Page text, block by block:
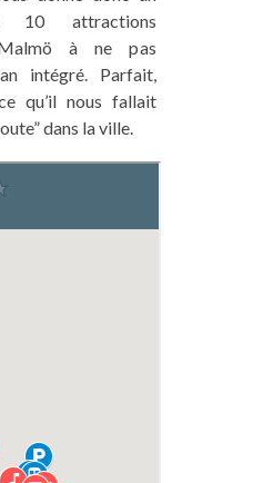
10 attractions
à ne pas
intégré. Parfait,
qu’il nous fallait
dans la ville.